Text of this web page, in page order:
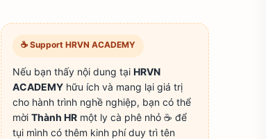
☕ Support HRVN ACADEMY
Nếu bạn thấy nội dung tại HRVN
ACADEMY hữu ích và mang lại giá trị
cho hành trình nghề nghiệp, bạn có thể
mời Thành HR một ly cà phê nhỏ ☕ để
tụi mình có thêm kinh phí duy trì tên